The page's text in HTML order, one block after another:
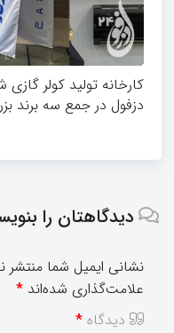
کارخانه تولید کولر
دزفول در جمع سه برند
دیدگاهتان را
نشانی ایمیل شما منتشر
علامت‌گذاری شده‌اند *
دیدگاه *